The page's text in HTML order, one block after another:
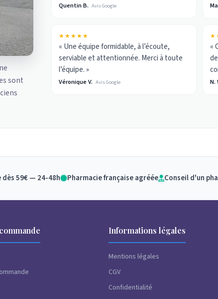
sont
Quentin B. Avis Google
★★★★★
« Une équipe formidable, à l’écoute,
serviable et attentionnée. Merci à toute
l’équipe. »
Véronique V. Avis Google
«
N.
59€ — 24-48h Pharmacie française agréée Conseil d'un
Informations légales
Mentions légales
CGV
Confidentialité